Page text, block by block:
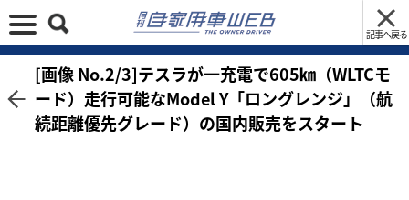
記事へ戻る
[画像 No.2/3]テスラが一充電で605㎞（WLTCモ
ード）走行可能なModel Y「ロングレンジ」（航
続距離優先グレード）の国内販売をスタート